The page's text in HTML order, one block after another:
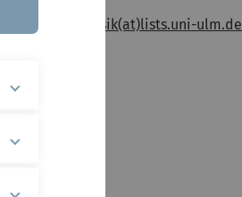
Mail: fs-physik(at)lists.uni-ulm.de